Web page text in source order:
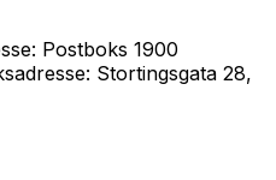
Postboks 1900
Stortingsgata 28,